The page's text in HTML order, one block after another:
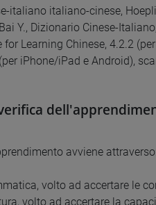
italiano italiano-cinese,
Y., Dizionario Cinese-
for Learning Chinese, 4.2.2
iPhone/iPad e Android),
avviene
volto ad accertare le
volto ad accertare la